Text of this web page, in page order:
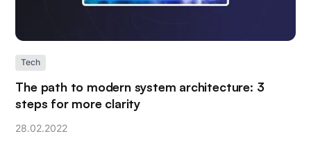
Tech
The path to modern system architecture: 3
steps for more clarity
28.02.2022